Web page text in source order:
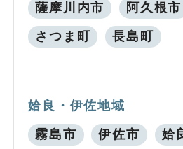
薩摩川内市 阿久根市
さつま町 長島町
姶良・伊佐地域
霧島市 伊佐市 姶